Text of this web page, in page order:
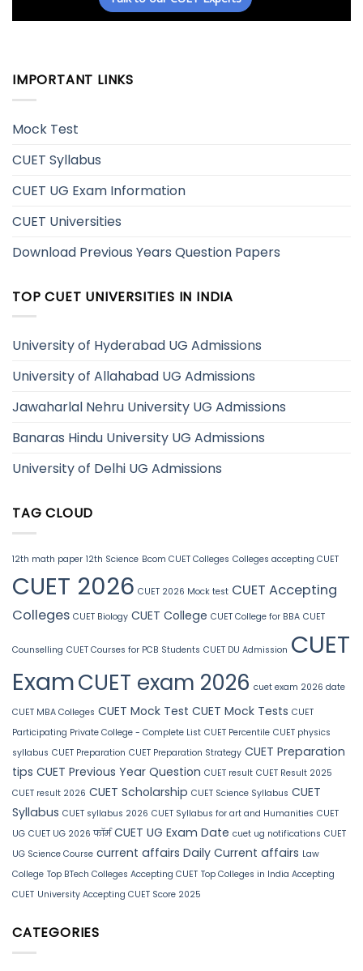
IMPORTANT LINKS
Mock Test
CUET Syllabus
CUET UG Exam Information
CUET Universities
Download Previous Years Question Papers
TOP CUET UNIVERSITIES IN INDIA
University of Hyderabad UG Admissions
University of Allahabad UG Admissions
Jawaharlal Nehru University UG Admissions
Banaras Hindu University UG Admissions
University of Delhi UG Admissions
TAG CLOUD
12th math paper 12th Science Bcom CUET Colleges Colleges accepting CUET
CUET 2026 CUET 2026 Mock test CUET Accepting
Colleges CUET Biology CUET College CUET College for BBA CUET
Counselling CUET Courses for PCB Students CUET DU Admission CUET
ExamCUET exam 2026 cuet exam 2026 date
CUET MBA Colleges CUET Mock Test CUET Mock Tests CUET
Participating Private College - Complete List CUET Percentile CUET physics
syllabus CUET Preparation CUET Preparation Strategy CUET Preparation
tips CUET Previous Year Question CUET result CUET Result 2025
CUET result 2026 CUET Scholarship CUET Science Syllabus CUET
Syllabus CUET syllabus 2026 CUET Syllabus for art and Humanities CUET
UG CUET UG 2026 फॉर्म CUET UG Exam Date cuet ug notifications CUET
UG Science Course current affairs Daily Current affairs Law
College Top BTech Colleges Accepting CUET Top Colleges in India Accepting
CUET University Accepting CUET Score 2025
CATEGORIES